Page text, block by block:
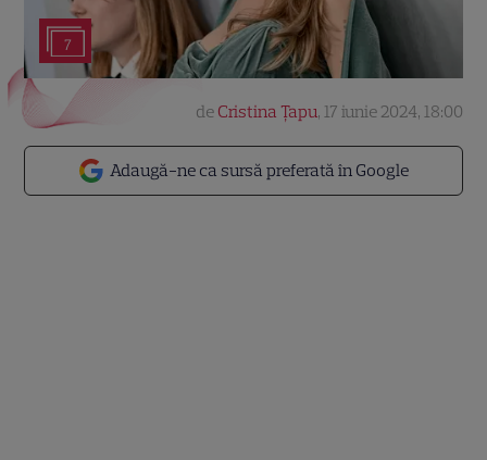
7
Adaugă-ne ca sursă preferată în Google
de Cristina Țapu, 17 iunie 2024, 18:00